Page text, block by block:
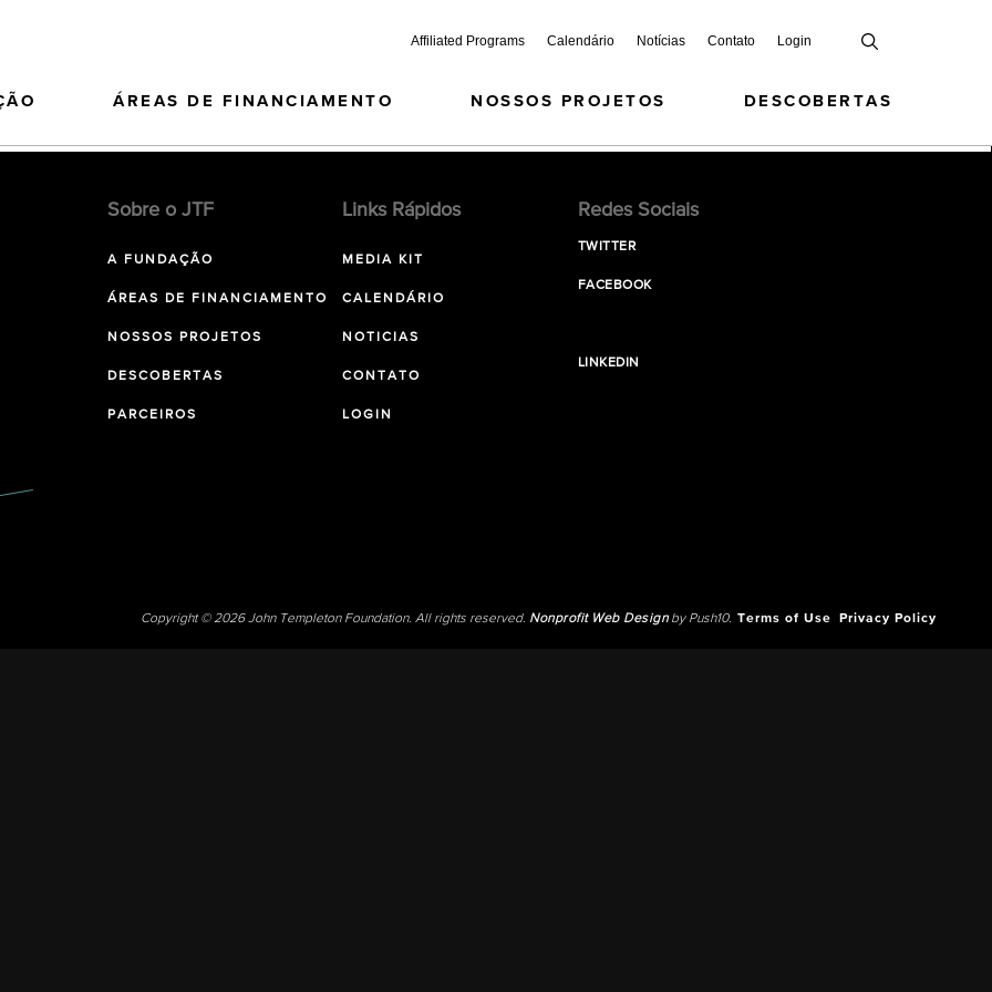
Affiliated Programs Calendário Notícias Contato Login
ÁREAS DE FINANCIAMENTO NOSSOS PROJETOS DESCOBERTAS
Sobre o JTF
A FUNDAÇÃO
ÁREAS DE FINANCIAMENTO
NOSSOS PROJETOS
DESCOBERTAS
PARCEIROS
Links Rápidos
MEDIA KIT
CALENDÁRIO
NOTICIAS
CONTATO
LOGIN
Redes Sociais
TWITTER
FACEBOOK
LINKEDIN
Copyright © 2026 John Templeton Foundation. All rights reserved. Nonprofit Web Designby Push10. Terms of Use Privacy Policy